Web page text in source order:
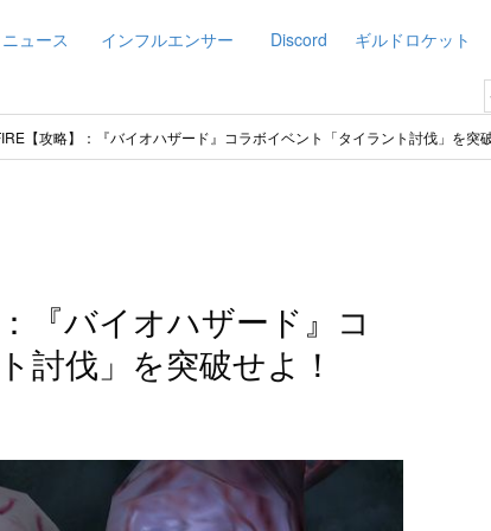
ニュース インフルエンサー Discord ギルドロケット
【攻略】：『バイオハザード』コラボイベント「タイラント討伐」を突
『バイオハザード』コ
討伐」を突破せよ！